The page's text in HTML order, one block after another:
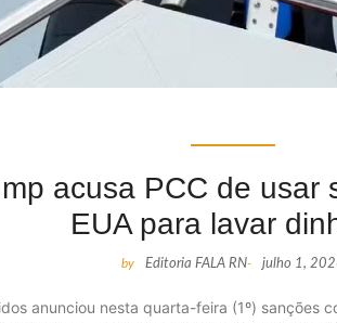
acusa PCC de usar
EUA para lavar
by Editoria FALA RN- julho 1,
anunciou nesta quarta-feira (1º) sanções